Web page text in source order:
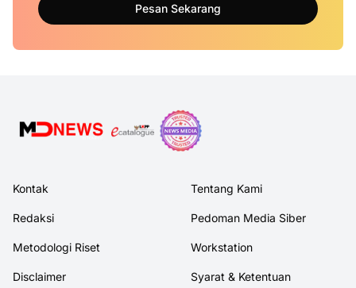
Pesan Sekarang
Kontak Tentang Kami
Redaksi Pedoman Media Siber
Metodologi Riset Workstation
Disclaimer Syarat & Ketentuan